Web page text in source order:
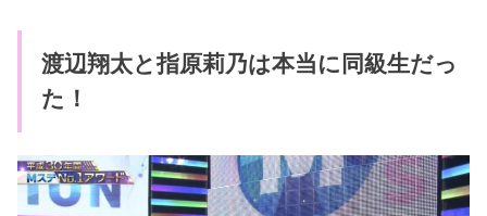
渡辺翔太と指原莉乃は本当に同級生だっ
た！